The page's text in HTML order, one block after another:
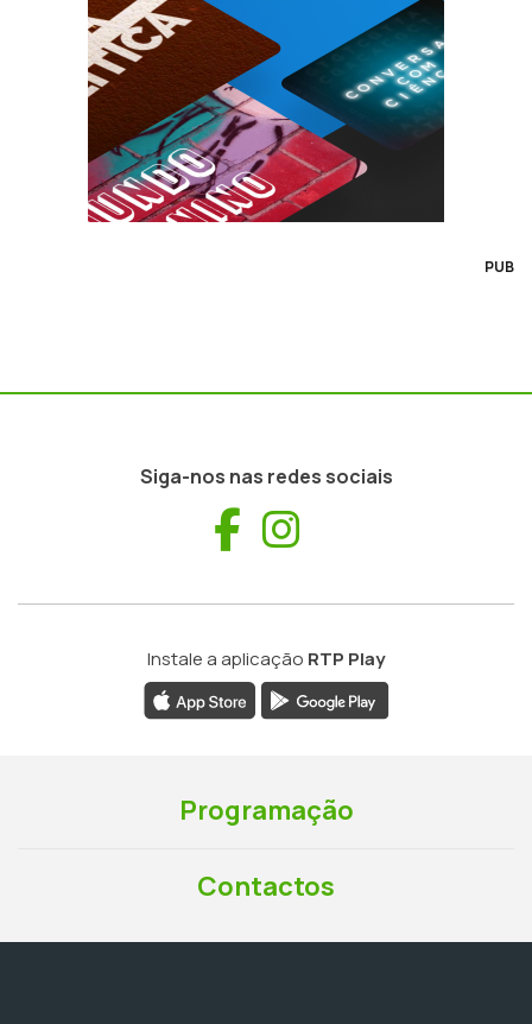
PUB
Siga-nos nas redes sociais
Facebook
Instale a aplicação RTP Play
Programação
Contactos